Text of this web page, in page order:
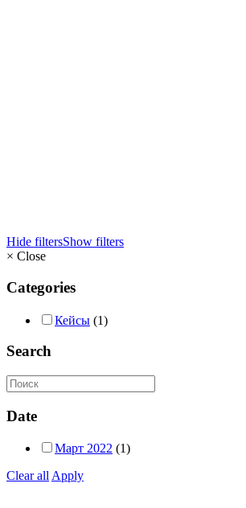
Hide filtersShow filters
× Close
Categories
Кейсы (1)
Search
Date
Март 2022 (1)
Clear allApply